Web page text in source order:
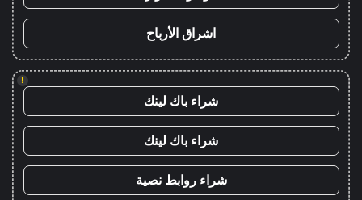
اشراق الأرباح
!
شراء باك لينك
شراء باك لينك
شراء روابط نصية